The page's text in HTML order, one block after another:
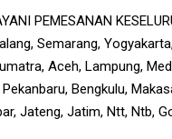
PEMESANAN
Semarang,
Aceh, Lampung,
Bengkulu,
Jateng, Jatim, Ntt, Ntb,